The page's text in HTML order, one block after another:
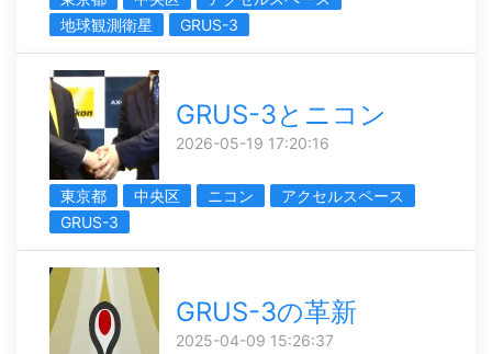
地球観測衛星
GRUS-3
GRUS-3とニコン
2026-05-19 17:20:16
東京都 中央区 ニコン
アクセルスペース
GRUS-3
GRUS-3の革新
2025-04-09 15:26:37